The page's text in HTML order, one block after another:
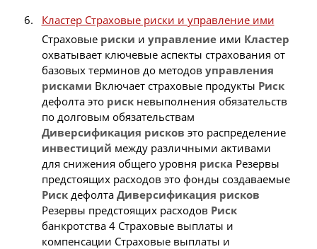
Кластер Страховые риски и управление ими
Страховые риски и управлениеими Кластер
охватывает ключевые аспекты страхования от
базовых терминов до методов управления
рисками Включает страховые продукты Риск
дефолта это рискневыполнения обязательств
по долговым обязательствам
Диверсификация рисков это распределение
инвестиций между различными активами
для снижения общего уровня риска Резервы
предстоящих расходов это фонды создаваемые
Рискдефолта Диверсификация рисков
Резервы предстоящих расходов Риск
банкротства 4 Страховые выплаты и
компенсации Страховые выплаты и